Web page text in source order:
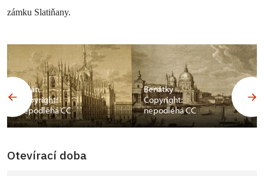
zámku Slatiňany.
Milán
Copyright:
nepodléhá CC
Benátky
Copyright:
nepodléhá CC
Otevírací doba